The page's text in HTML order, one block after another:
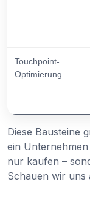
Touchpoint-
Optimierung
Diese Bausteine
ein
nur kaufen –
Schauen wir uns